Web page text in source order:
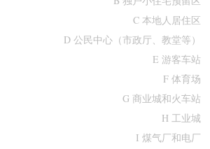
C 本地人居住区
D 公民中心（市政厅、教堂等）
E 游客车站
F 体育场
G 商业城和火车站
H 工业城
I 煤气厂和电厂